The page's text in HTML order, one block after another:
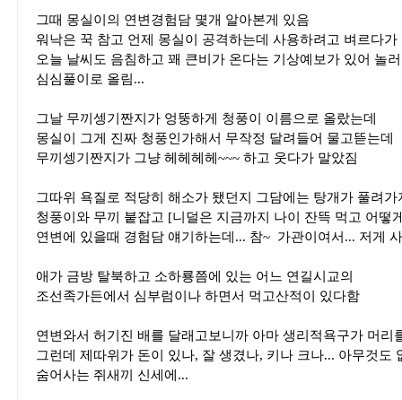
그때 몽실이의 연변경험담 몇개 알아본게 있음
워낙은 꾹 참고 언제 몽실이 공격하는데 사용하려고 벼르다가
오늘 날씨도 음침하고 꽤 큰비가 온다는 기상예보가 있어 놀
심심풀이로 올림...
그날 무끼셍기짠지가 엉뚱하게 청풍이 이름으로 올랐는데
몽실이 그게 진짜 청풍인가해서 무작정 달려들어 물고뜯는데
무끼셍기짠지가 그냥 헤헤헤헤~~~ 하고 웃다가 말았짐
그따위 욕질로 적당히 해소가 됐던지 그담에는 탕개가 풀려가
청풍이와 무끼 붙잡고 [니덜은 지금까지 나이 잔뜩 먹고 어떻
연변에 있을때 경험담 얘기하는데... 참~ 가관이여서... 저게
애가 금방 탈북하고 소하룡쯤에 있는 어느 연길시교의
조선족가든에서 심부럼이나 하면서 먹고산적이 있다함
연변와서 허기진 배를 달래고보니까 아마 생리적욕구가 머리
그런데 제따위가 돈이 있나, 잘 생겼나, 키나 크나... 아무것도
숨어사는 쥐새끼 신세에...